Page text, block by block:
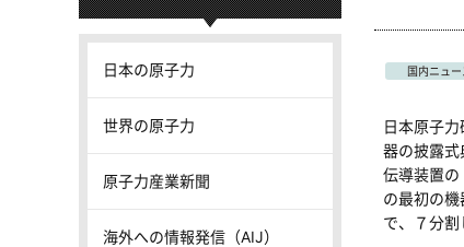
国内ニュー
日本原子
器の披露
伝導装置
の最初の
で、７分割
日本の原子力
世界の原子力
原子力産業新聞
海外への情報発信（AIJ）